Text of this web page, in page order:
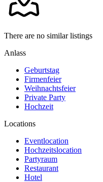
There are no similar listings
Anlass
Geburtstag
Firmenfeier
Weihnachtsfeier
Private Party
Hochzeit
Locations
Eventlocation
Hochzeitslocation
Partyraum
Restaurant
Hotel